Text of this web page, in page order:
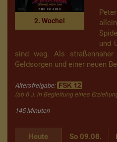
2. Woche!
und
sind weg. Als
Geldsorgen und einer neuen
Altersfreigabe:
(ab 6 J. in Begleitung eines
145 Minuten
Heute So 09.08.